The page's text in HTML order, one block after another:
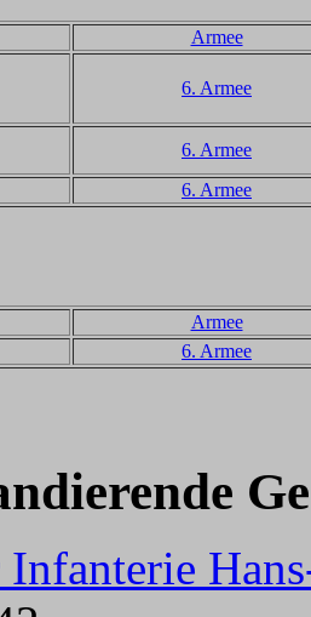
Armee
6. Armee
6. Armee
6. Armee
Armee
6. Armee
Infanterie